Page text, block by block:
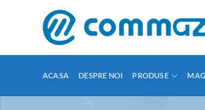
ACASA DESPRE NOI PRODUSE